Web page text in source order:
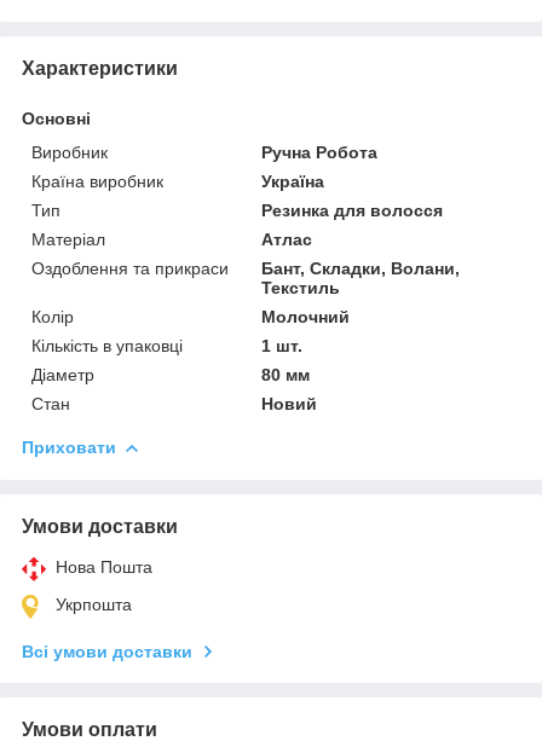
Характеристики
Основні
Виробник
Ручна Робота
Країна виробник
Україна
Тип
Резинка для волосся
Матеріал
Атлас
Оздоблення та прикраси
Бант, Складки, Волани,
Текстиль
Колір
Молочний
Кількість в упаковці
1 шт.
Діаметр
80 мм
Стан
Новий
Приховати
Умови доставки
Нова Пошта
Укрпошта
Всі умови доставки
Умови оплати